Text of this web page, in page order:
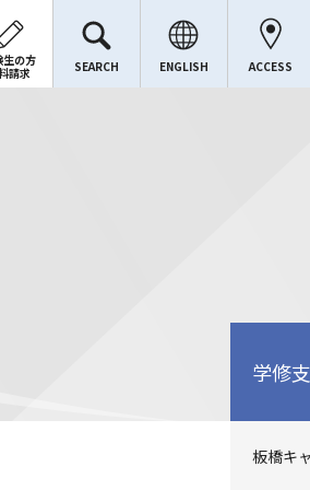
生の方
請求
SEARCH ENGLISH ACCESS
学修
板橋キ